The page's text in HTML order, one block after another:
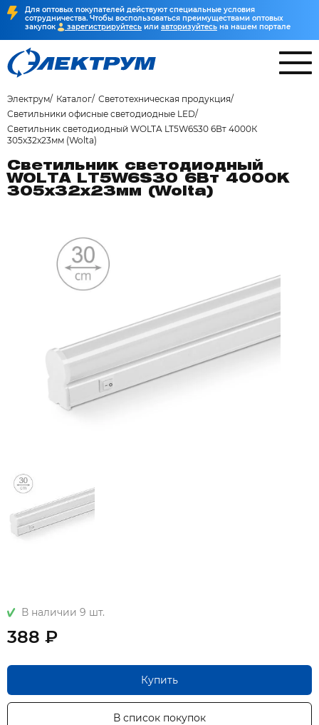
Для оптовых покупателей действуют специальные условия
сотрудничества. Чтобы воспользоваться преимуществами оптовых
закупок
зарегистрируйтесь или авторизуйтесь на нашем портале
Электрум Каталог Светотехническая продукция
Светильники офисные светодиодные LED
Светильник светодиодный WOLTA LT5W6S30 6Вт 4000К
305х32x23мм (Wolta)
Светильник светодиодный
WOLTA LT5W6S30 6Вт 4000К
305х32x23мм (Wolta)
В наличии 9 шт.
388 ₽
Купить
В список покупок